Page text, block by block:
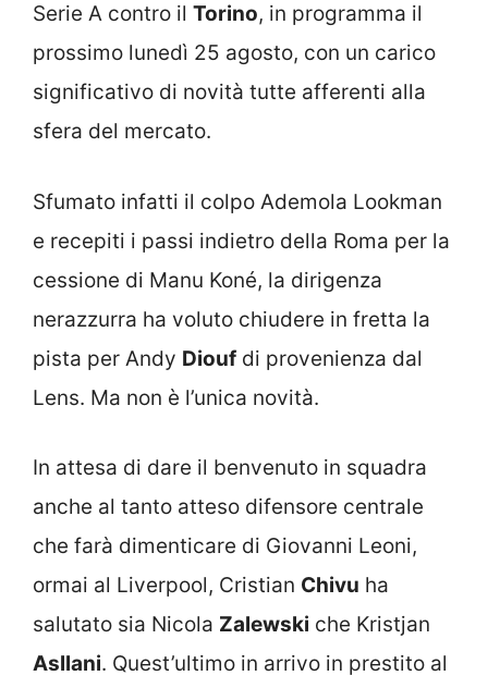
Serie A contro il Torino, in programma il
prossimo lunedì 25 agosto, con un carico
significativo di novità tutte afferenti alla
sfera del mercato.
Sfumato infatti il colpo Ademola Lookman
e recepiti i passi indietro della Roma per la
cessione di Manu Koné, la dirigenza
nerazzurra ha voluto chiudere in fretta la
pista per Andy Diouf di provenienza dal
Lens. Ma non è l’unica novità.
In attesa di dare il benvenuto in squadra
anche al tanto atteso difensore centrale
che farà dimenticare di Giovanni Leoni,
ormai al Liverpool, Cristian Chivu ha
salutato sia Nicola Zalewski che Kristjan
Asllani. Quest’ultimo in arrivo in prestito al